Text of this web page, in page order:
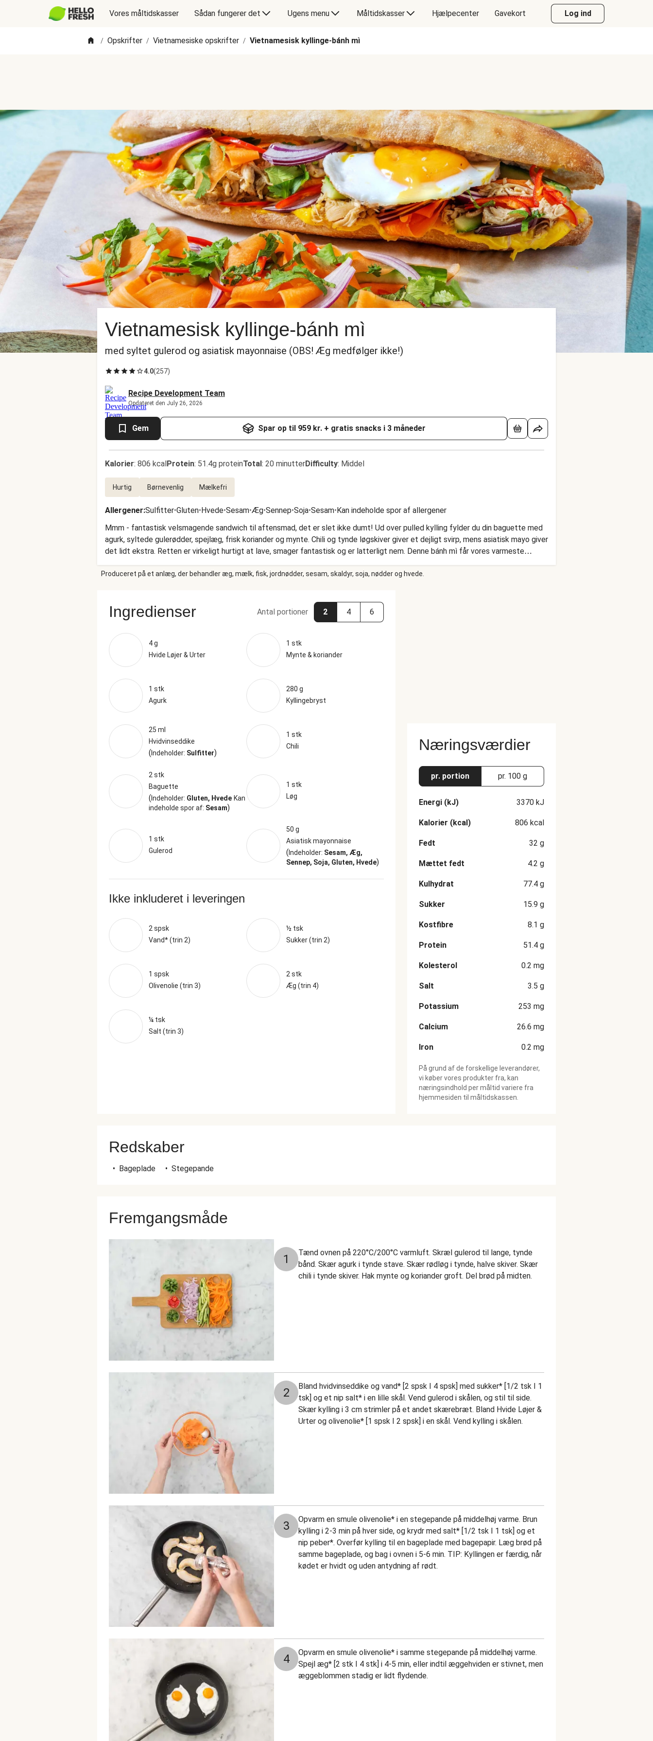
Vores måltidskasser Sådan fungerer det Ugens menu Måltidskasser Hjælpecenter Gavekort Log ind
/ Opskrifter / Vietnamesiske opskrifter / Vietnamesisk kyllinge-bánh mì
Vietnamesisk kyllinge-bánh mì
med syltet gulerod og asiatisk mayonnaise (OBS! Æg medfølger ikke!)
4.0(257)
Recipe Development Team
Opdateret den July 26, 2026
Gem Spar op til 959 kr. + gratis snacks i 3 måneder
Kalorier: 806 kcalProtein: 51.4g proteinTotal: 20 minutterDifficulty: Middel
Hurtig Børnevenlig Mælkefri
Allergener:Sulfitter•Gluten•Hvede•Sesam•Æg•Sennep•Soja•Sesam•Kan indeholde spor af allergener
Mmm - fantastisk velsmagende sandwich til aftensmad, det er slet ikke dumt! Ud over pulled kylling fylder du din baguette med
agurk, syltede gulerødder, spejlæg, frisk koriander og mynte. Chili og tynde løgskiver giver et dejligt svirp, mens asiatisk mayo giver
det lidt ekstra. Retten er virkeligt hurtigt at lave, smager fantastisk og er latterligt nem. Denne bánh mì får vores varmeste
anbefalinger!
Produceret på et anlæg, der behandler æg, mælk, fisk, jordnødder, sesam, skaldyr, soja, nødder og hvede.
Ingredienser Antal portioner 2 4 6
4 g
Hvide Løjer & Urter
1 stk
Mynte & koriander
1 stk
Agurk
280 g
Kyllingebryst
25 ml
Hvidvinseddike
(Indeholder: Sulfitter)
1 stk
Chili
2 stk
Baguette
(Indeholder: Gluten, Hvede Kan
indeholde spor af: Sesam)
1 stk
Løg
1 stk
Gulerod
50 g
Asiatisk mayonnaise
(Indeholder: Sesam, Æg,
Sennep, Soja, Gluten, Hvede)
Ikke inkluderet i leveringen
2 spsk
Vand* (trin 2)
½ tsk
Sukker (trin 2)
1 spsk
Olivenolie (trin 3)
2 stk
Æg (trin 4)
¼ tsk
Salt (trin 3)
Næringsværdier
pr. portion pr. 100 g
Energi (kJ) 3370 kJ
Kalorier (kcal) 806 kcal
Fedt 32 g
Mættet fedt 4.2 g
Kulhydrat 77.4 g
Sukker 15.9 g
Kostfibre 8.1 g
Protein 51.4 g
Kolesterol 0.2 mg
Salt 3.5 g
Potassium 253 mg
Calcium 26.6 mg
Iron 0.2 mg
På grund af de forskellige leverandører,
vi køber vores produkter fra, kan
næringsindhold per måltid variere fra
hjemmesiden til måltidskassen.
Redskaber
• Bageplade • Stegepande
Fremgangsmåde
1
Tænd ovnen på 220°C/200°C varmluft. Skræl gulerod til lange, tynde
bånd. Skær agurk i tynde stave. Skær rødløg i tynde, halve skiver. Skær
chili i tynde skiver. Hak mynte og koriander groft. Del brød på midten.
2
Bland hvidvinseddike og vand* [2 spsk I 4 spsk] med sukker* [1/2 tsk I 1
tsk] og et nip salt* i en lille skål. Vend gulerod i skålen, og stil til side.
Skær kylling i 3 cm strimler på et andet skærebræt. Bland Hvide Løjer &
Urter og olivenolie* [1 spsk I 2 spsk] i en skål. Vend kylling i skålen.
3
Opvarm en smule olivenolie* i en stegepande på middelhøj varme. Brun
kylling i 2-3 min på hver side, og krydr med salt* [1/2 tsk I 1 tsk] og et
nip peber*. Overfør kylling til en bageplade med bagepapir. Læg brød på
samme bageplade, og bag i ovnen i 5-6 min. TIP: Kyllingen er færdig, når
kødet er hvidt og uden antydning af rødt.
4
Opvarm en smule olivenolie* i samme stegepande på middelhøj varme.
Spejl æg* [2 stk I 4 stk] i 4-5 min, eller indtil æggehviden er stivnet, men
æggeblommen stadig er lidt flydende.